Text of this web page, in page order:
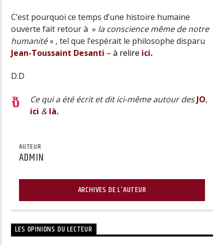
C’est pourquoi ce temps d’une histoire humaine
ouverte fait retour à » la conscience même de notre
humanité« , tel que l’espérait le philosophe disparu
Jean-Toussaint Desanti – à relire ici.
D.D
Ce qui a été écrit et dit ici-même autour des JO,
ici & là.
AUTEUR
ADMIN
ARCHIVES DE L'AUTEUR
LES OPINIONS DU LECTEUR